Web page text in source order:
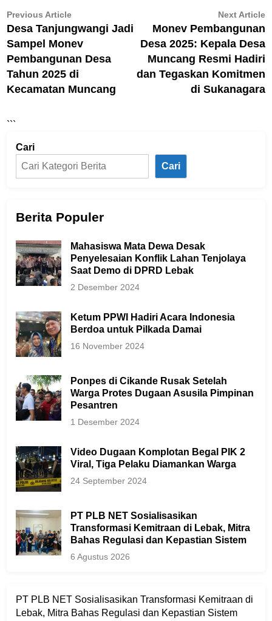
Navigasi
pos
Previous ArticlePrevious
article:
Desa Tanjungwangi Jadi
Sampel Monev
Pembangunan Desa
Tahun 2025 di
Kecamatan Muncang
Next Article
Monev Pembangunan
Desa 2025: Kepala Desa
Muncang Resmi Hadiri
dan Tegaskan Komitmen
di Sukanagara
```
Cari
Cari
Berita Populer
Mahasiswa Mata Dewa Desak
Penyelesaian Konflik Lahan Tenjolaya
Saat Demo di DPRD Lebak
2 Desember 2024
Ketum PPWI Hadiri Acara Indonesia
Berdoa untuk Pilkada Damai
16 November 2024
Ponpes di Cikande Rusak Setelah
Warga Protes Dugaan Asusila Pimpinan
Pesantren
1 Desember 2024
Video Dugaan Komplotan Begal PIK 2
Viral, Tiga Pelaku Diamankan Warga
24 September 2024
PT PLB NET Sosialisasikan
Transformasi Kemitraan di Lebak, Mitra
Bahas Regulasi dan Kepastian Sistem
6 Agustus 2026
PT PLB NET Sosialisasikan Transformasi Kemitraan di
Lebak, Mitra Bahas Regulasi dan Kepastian Sistem